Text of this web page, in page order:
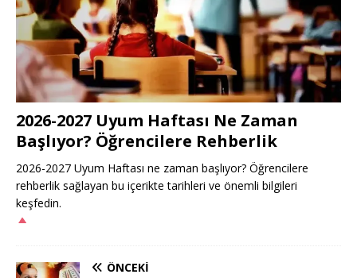
2026-2027 Uyum Haftası Ne Zaman
Başlıyor? Öğrencilere Rehberlik
2026-2027 Uyum Haftası ne zaman başlıyor? Öğrencilere
rehberlik sağlayan bu içerikte tarihleri ve önemli bilgileri
keşfedin.
ÖNCEKI